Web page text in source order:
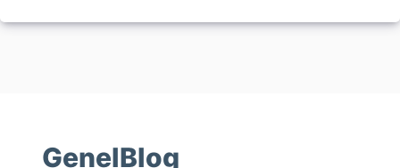
GenelBlog